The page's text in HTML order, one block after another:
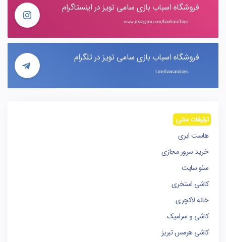
فروشگاه اسباب بازی سامی تویز در اینستاگرام
www.instagram.com/IranSamiToys
فروشگاه اسباب بازی سامی تویز در تلگرام
t.me/iransamitoys
تبلیغات متنی
هاست ابری
خرید سرور مجازی
سئو سایت
کاشی استخری
خانه لاکچری
کاشی و سرامیک
کاشی هرمس تبریز